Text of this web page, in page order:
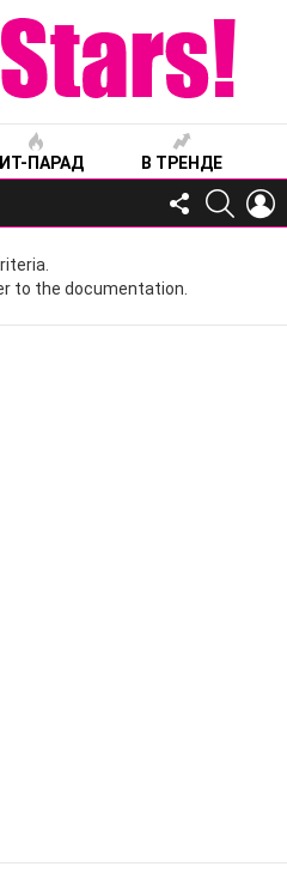
ПАРАД В ТРЕНДЕ
FOLLOW
US
to the documentation.